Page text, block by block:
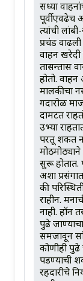
सध्या
पूर्वीएवढेच
त्यांची
प्रचंड
वाहन
तासन्तास
होतो.
मालकीचा
गदारोळ
दामटत
उभ्या
परतू शकत
सुरू होतात.
अशा
की
राहीन.
नाही.
पुढे
समजावून
कोणीही
पडण्याची
रहदारीचे